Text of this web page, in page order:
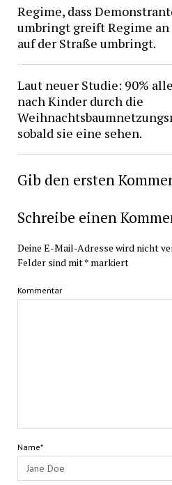
Regime, dass
umbringt greift Regime
auf der Straße umbringt.
Laut neuer Studie: 90%
nach Kinder durch die
sobald sie eine sehen.
Gib den ersten
Schreibe einen
Deine E-Mail-Adresse wird nicht
Felder sind mit*markiert
Kommentar
Name*